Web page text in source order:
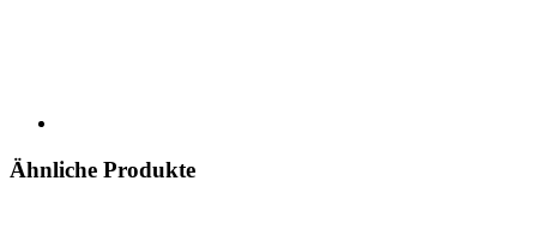
Ähnliche Produkte